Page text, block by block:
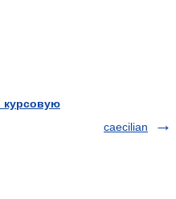
курсовую
caecilian